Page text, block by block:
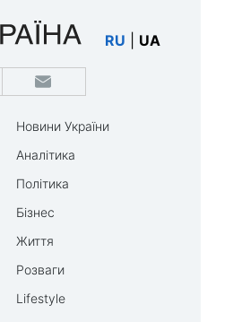
RU UA
Новини України
Аналітика
Політика
Бізнес
Життя
Розваги
Lifestyle